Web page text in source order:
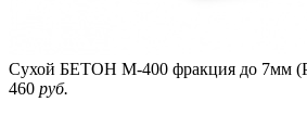
Сухой БЕТОН М-400 фракция до 7мм
460 руб.